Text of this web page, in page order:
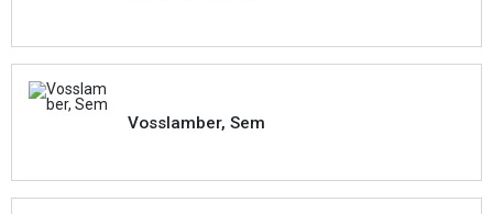
Vosslamber, Sem